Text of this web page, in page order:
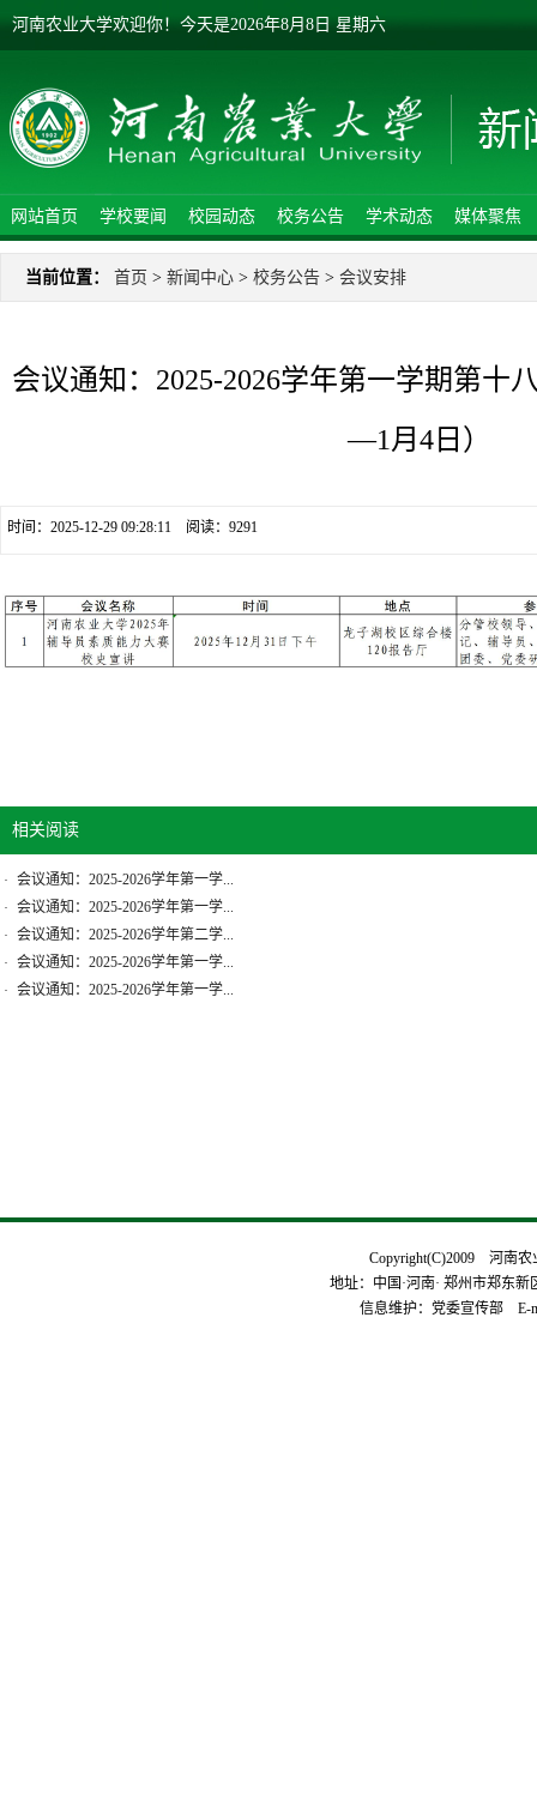
河南农业大学欢迎你！ 今天是2026年8月8日 星期六
网站首页 学校要闻 校园动态 校务公告 学术动态 媒体聚焦
当前位置： 首页 > 新闻中心 > 校务公告 > 会议安排
会议通知：2025-2026学年第一学期第十
—1月4日）
时间：2025-12-29 09:28:11 阅读： 9291
相关阅读
· 会议通知：2025-2026学年第一学...
· 会议通知：2025-2026学年第一学...
· 会议通知：2025-2026学年第二学...
· 会议通知：2025-2026学年第一学...
· 会议通知：2025-2026学年第一学...
Copyright(C)2009 河南
地址：中国·河南· 郑州市郑东
信息维护：党委宣传部 E-